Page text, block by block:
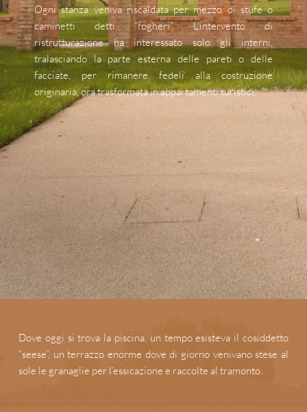
Ogni stanza veniva riscaldata per mezzo di stufe o
caminetti detti “fogheri”. L’intervento di
ristrutturazione ha interessato solo gli interni,
tralasciando la parte esterna delle pareti o delle
facciate, per rimanere fedeli alla costruzione
originaria, ora trasformata in appartamenti turistici.
Dove oggi si trova la piscina, un tempo esisteva il cosiddetto
“seese”, un terrazzo enorme dove di giorno venivano stese al
sole le granaglie per l’essicazione e raccolte al tramonto.